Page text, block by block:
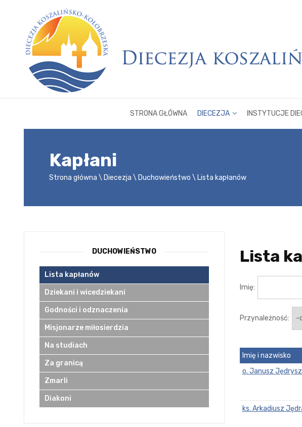
STRONA GŁÓWNA DIECEZJA INSTYTUCJE
Kapłani
Strona główna Diecezja Duchowieństwo Lista kapłanów
Lista
Imię:
Przynależność:
Imię i nazwisko
o. Janusz
ks. Arkadiusz
DUCHOWIEŃSTWO
Lista kapłanów
Dziekani i wicedziekani
Godności i odznaczenia
Misjonarze miłosierdzia
Na studiach
Za granicą
Zmarli
Diakoni